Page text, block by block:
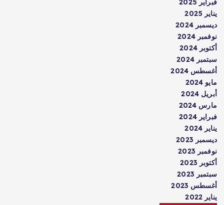
فبراير 2025
يناير 2025
ديسمبر 2024
نوفمبر 2024
أكتوبر 2024
سبتمبر 2024
أغسطس 2024
مايو 2024
أبريل 2024
مارس 2024
فبراير 2024
يناير 2024
ديسمبر 2023
نوفمبر 2023
أكتوبر 2023
سبتمبر 2023
أغسطس 2023
يناير 2022